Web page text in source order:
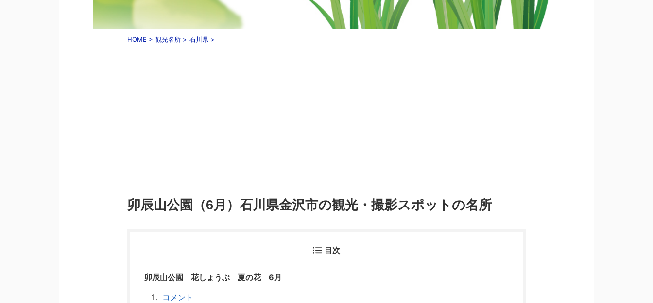
HOME > 観光名所 > 石川県 >
卯辰山公園（6月）石川県金沢市の観光・撮影スポットの名所
目次
卯辰山公園 花しょうぶ 夏の花 6月
コメント